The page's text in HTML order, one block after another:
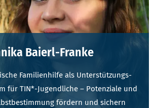
Baierl-Franke
Familienhilfe als Unterstützungs-
für TIN*-Jugendliche – Potenziale und
fördern und sichern